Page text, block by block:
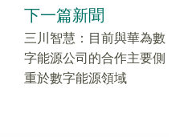
下一篇新聞
三川智慧：目前與華為數
字能源公司的合作主要側
重於數字能源領域